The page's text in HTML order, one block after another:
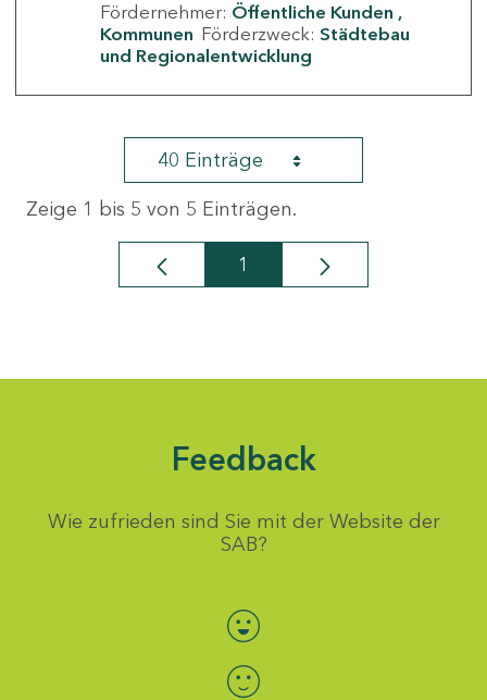
Fördernehmer: Öffentliche Kunden
Kommunen Förderzweck: Städtebau
und Regionalentwicklung
40 Einträge
Zeige 1 bis 5 von 5 Einträgen.
Seite
1
Feedback
Wie zufrieden sind Sie mit der Website der
SAB?
Bewertung auswählen